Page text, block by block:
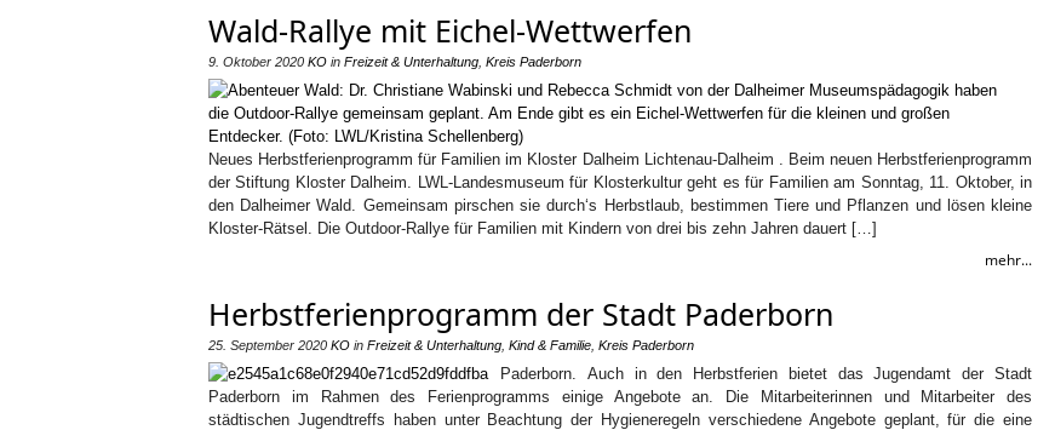
Wald-Rallye mit Eichel-Wettwerfen
9. Oktober 2020 KO in Freizeit & Unterhaltung Kreis Paderborn
Neues Herbstferienprogramm für Familien im Kloster Dalheim Lichtenau-Dalheim . Beim neuen Herbstferienprogramm
der Stiftung Kloster Dalheim. LWL-Landesmuseum für Klosterkultur geht es für Familien am Sonntag, 11. Oktober, in
den Dalheimer Wald. Gemeinsam pirschen sie durch‘s Herbstlaub, bestimmen Tiere und Pflanzen und lösen kleine
Kloster-Rätsel. Die Outdoor-Rallye für Familien mit Kindern von drei bis zehn Jahren dauert […]
mehr...
Herbstferienprogramm der Stadt Paderborn
25. September 2020 KO in Freizeit & Unterhaltung Kind & Familie Kreis Paderborn
Paderborn. Auch in den Herbstferien bietet das Jugendamt der Stadt
Paderborn im Rahmen des Ferienprogramms einige Angebote an. Die Mitarbeiterinnen und Mitarbeiter des
städtischen Jugendtreffs haben unter Beachtung der Hygieneregeln verschiedene Angebote geplant, für die eine